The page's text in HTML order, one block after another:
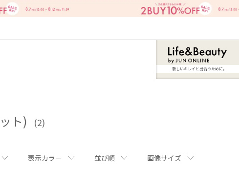
新しいキレイと出合うために。
ト) (2)
表示カラー 並び順 画像サイズ